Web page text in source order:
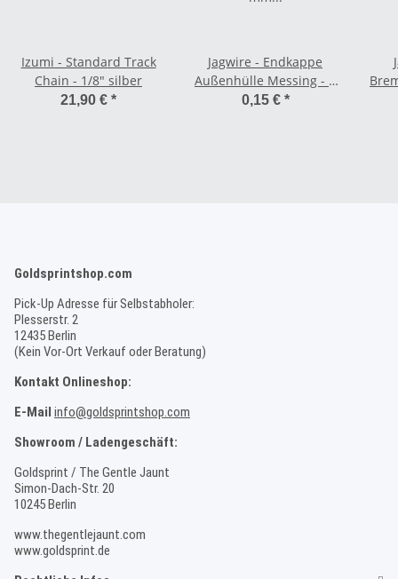
Izumi - Standard Track
Chain - 1/8" silber
21,90 € *
Jagwire - Endkappe
Außenhülle Messing - 5
mm schwarz
0,15 € *
Goldsprintshop.com
Pick-Up Adresse für Selbstabholer:
Plesserstr. 2
12435 Berlin
(Kein Vor-Ort Verkauf oder Beratung)
Kontakt Onlineshop:
E-Mail info@goldsprintshop.com
Showroom / Ladengeschäft:
Goldsprint / The Gentle Jaunt
Simon-Dach-Str. 20
10245 Berlin
www.thegentlejaunt.com
www.goldsprint.de